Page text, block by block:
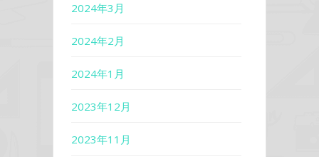
2024年3月
2024年2月
2024年1月
2023年12月
2023年11月